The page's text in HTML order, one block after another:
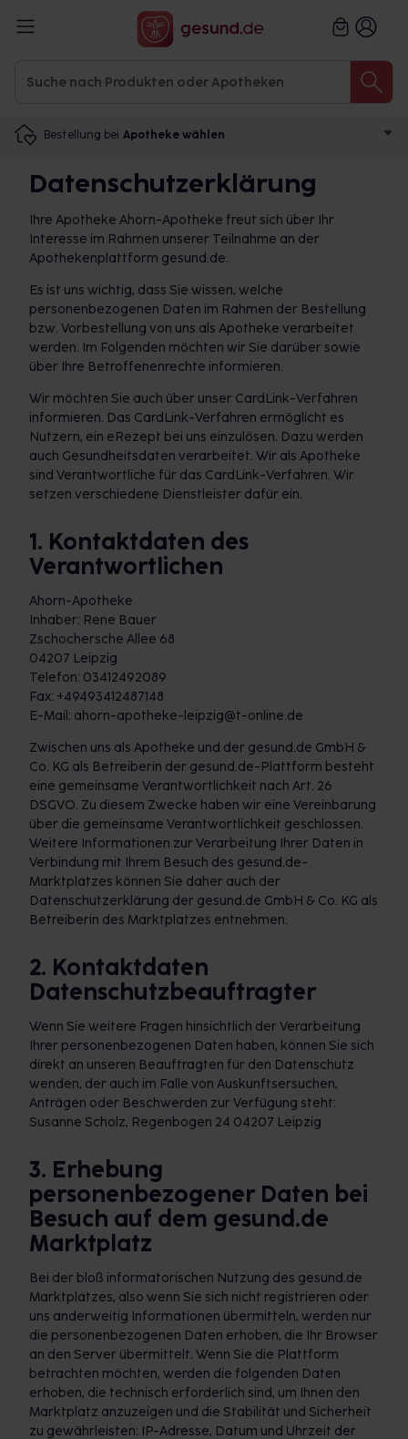
Bestellung bei Apotheke wählen
Datenschutzerklärung
Ihre Apotheke Ahorn-Apotheke freut sich über Ihr
Interesse im Rahmen unserer Teilnahme an der
Apothekenplattform gesund.de.
Es ist uns wichtig, dass Sie wissen, welche
personenbezogenen Daten im Rahmen der Bestellung
bzw. Vorbestellung von uns als Apotheke verarbeitet
werden. Im Folgenden möchten wir Sie darüber sowie
über Ihre Betroffenenrechte informieren.
Wir möchten Sie auch über unser CardLink-Verfahren
informieren. Das CardLink-Verfahren ermöglicht es
Nutzern, ein eRezept bei uns einzulösen. Dazu werden
auch Gesundheitsdaten verarbeitet. Wir als Apotheke
sind Verantwortliche für das CardLink-Verfahren. Wir
setzen verschiedene Dienstleister dafür ein.
1. Kontaktdaten des
Verantwortlichen
Ahorn-Apotheke
Inhaber: Rene Bauer
Zschochersche Allee 68
04207 Leipzig
Telefon: 03412492089
Fax: +49493412487148
E-Mail: ahorn-apotheke-leipzig@t-online.de
Zwischen uns als Apotheke und der gesund.de GmbH &
Co. KG als Betreiberin der gesund.de-Plattform besteht
eine gemeinsame Verantwortlichkeit nach Art. 26
DSGVO. Zu diesem Zwecke haben wir eine Vereinbarung
über die gemeinsame Verantwortlichkeit geschlossen.
Weitere Informationen zur Verarbeitung Ihrer Daten in
Verbindung mit Ihrem Besuch des gesund.de-
Marktplatzes können Sie daher auch der
Datenschutzerklärung der gesund.de GmbH & Co. KG als
Betreiberin des Marktplatzes entnehmen.
2. Kontaktdaten
Datenschutzbeauftragter
Wenn Sie weitere Fragen hinsichtlich der Verarbeitung
Ihrer personenbezogenen Daten haben, können Sie sich
direkt an unseren Beauftragten für den Datenschutz
wenden, der auch im Falle von Auskunftsersuchen,
Anträgen oder Beschwerden zur Verfügung steht:
Susanne Scholz, Regenbogen 24 04207 Leipzig
3. Erhebung
personenbezogener Daten bei
Besuch auf dem gesund.de
Marktplatz
Bei der bloß informatorischen Nutzung des gesund.de
Marktplatzes, also wenn Sie sich nicht registrieren oder
uns anderweitig Informationen übermitteln, werden nur
die personenbezogenen Daten erhoben, die Ihr Browser
an den Server übermittelt. Wenn Sie die Plattform
betrachten möchten, werden die folgenden Daten
erhoben, die technisch erforderlich sind, um Ihnen den
Marktplatz anzuzeigen und die Stabilität und Sicherheit
zu gewährleisten: IP-Adresse, Datum und Uhrzeit der